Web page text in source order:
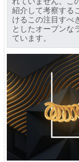
紹介して考察する
けるこの注目すべ
としたオープンな
ています。